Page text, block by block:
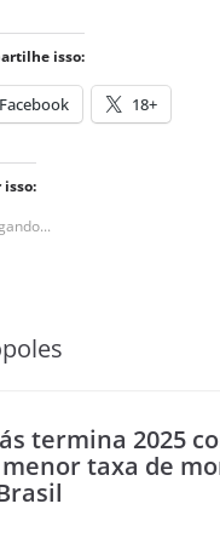
isso:
Facebook 18+
termina 2025
taxa de